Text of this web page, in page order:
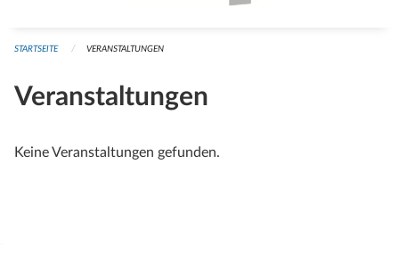
STARTSEITE VERANSTALTUNGEN
Veranstaltungen
Keine Veranstaltungen gefunden.